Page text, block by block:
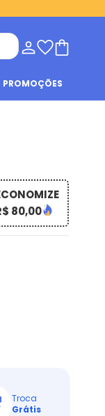
PROMOÇÕES
80,00
Troca
Grátis